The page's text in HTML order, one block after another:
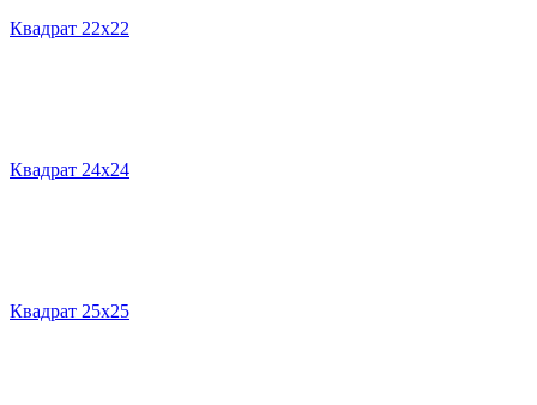
Квадрат 22х22
Квадрат 24х24
Квадрат 25х25